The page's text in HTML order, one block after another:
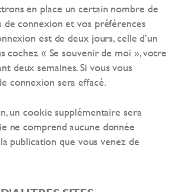
en place un certain nombre de
connexion et vos préférences
est de deux jours, celle d’un
cochez « Se souvenir de moi », votre
deux semaines. Si vous vous
connexion sera effacé.
un cookie supplémentaire sera
ne comprend aucune donnée
publication que vous venez de